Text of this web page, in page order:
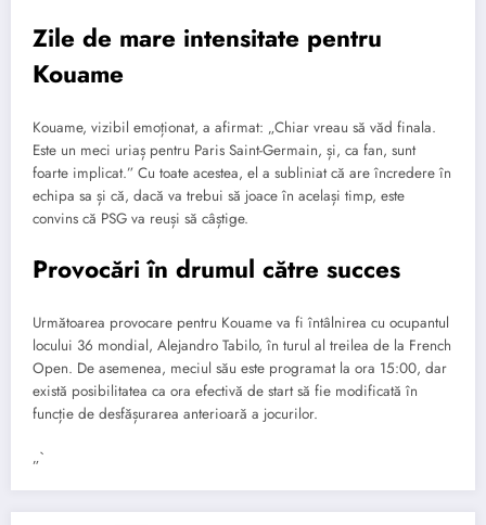
Zile de mare intensitate pentru
Kouame
Kouame, vizibil emoționat, a afirmat: „Chiar vreau să văd finala.
Este un meci uriaș pentru Paris Saint-Germain, și, ca fan, sunt
foarte implicat.” Cu toate acestea, el a subliniat că are încredere în
echipa sa și că, dacă va trebui să joace în același timp, este
convins că PSG va reuși să câștige.
Provocări în drumul către succes
Următoarea provocare pentru Kouame va fi întâlnirea cu ocupantul
locului 36 mondial, Alejandro Tabilo, în turul al treilea de la French
Open. De asemenea, meciul său este programat la ora 15:00, dar
există posibilitatea ca ora efectivă de start să fie modificată în
funcție de desfășurarea anterioară a jocurilor.
„`